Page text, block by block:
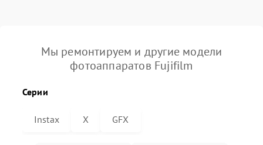
Мы ремонтируем и другие модели
фотоаппаратов Fujifilm
Серии
Instax X GFX